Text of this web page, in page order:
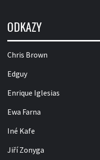
ODKAZY
Chris Brown
Edguy
Enrique Iglesias
Ewa Farna
Iné Kafe
Jiří Zonyga